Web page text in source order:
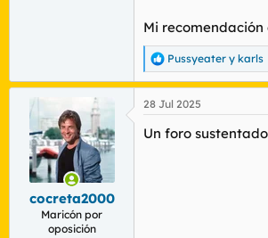
Mi
R
e
a
c
i
Pussyeater y karls
cocreta2000
Maricón por
oposición
28 Jul 2025
Un foro